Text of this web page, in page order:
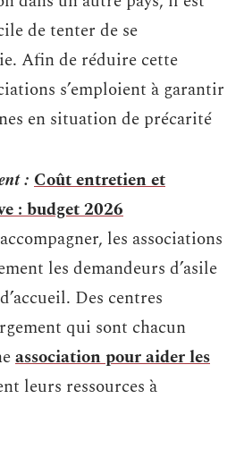
de tenter de se
Afin de réduire cette
s’emploient à garantir
en situation de précarité
: Coût entretien et
: budget 2026
les associations
les demandeurs d’asile
Des centres
qui sont chacun
association pour aider les
leurs ressources à